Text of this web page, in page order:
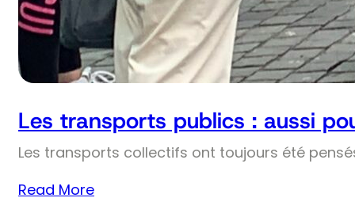
Les transports publics : aussi
Les transports collectifs ont toujours été
Read More